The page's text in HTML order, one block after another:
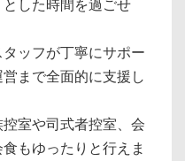
した時間を過ごせ
ッフが丁寧にサポー
まで全面的に支援し
室や司式者控室、会
もゆったりと行えま